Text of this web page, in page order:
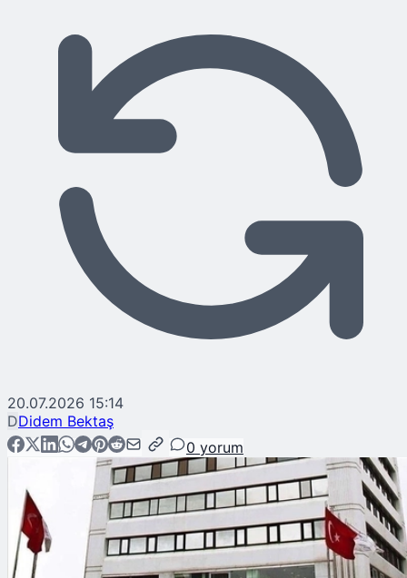
20.07.2026 15:14
DDidem Bektaş
0 yorum